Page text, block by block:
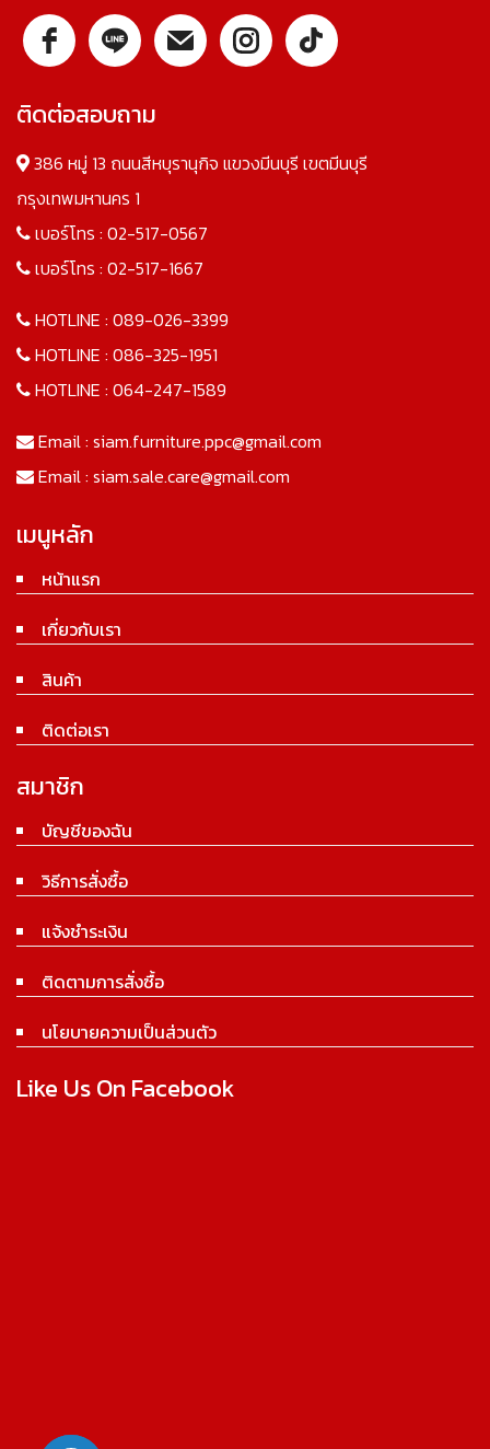
ติดต่อสอบถาม
386 หมู่ 13 ถนนสีหบุรานุกิจ แขวงมีนบุรี เขตมีนบุรี
กรุงเทพมหานคร 1
เบอร์โทร : 02-517-0567
เบอร์โทร : 02-517-1667
HOTLINE : 089-026-3399
HOTLINE : 086-325-1951
HOTLINE : 064-247-1589
Email : siam.furniture.ppc@gmail.com
Email : siam.sale.care@gmail.com
เมนูหลัก
หน้าแรก
เกี่ยวกับเรา
สินค้า
ติดต่อเรา
สมาชิก
บัญชีของฉัน
วิธีการสั่งซื้อ
แจ้งชำระเงิน
ติดตามการสั่งซื้อ
นโยบายความเป็นส่วนตัว
Like Us On Facebook